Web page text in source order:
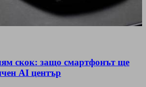
скок: защо смартфонът ще
AI център